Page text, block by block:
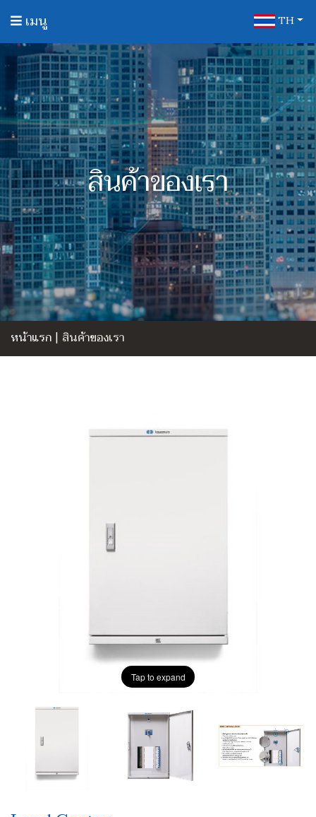
TH
เมนู
สินค้าของเรา
หน้าแรก | สินค้าของเรา
Tap to expand
หน้าแรก
เกี่ยวกับเรา
สินค้าของเรา
บริการของเรา
ลูกค้าของเรา
ติดต่อเรา
รับสมัคร